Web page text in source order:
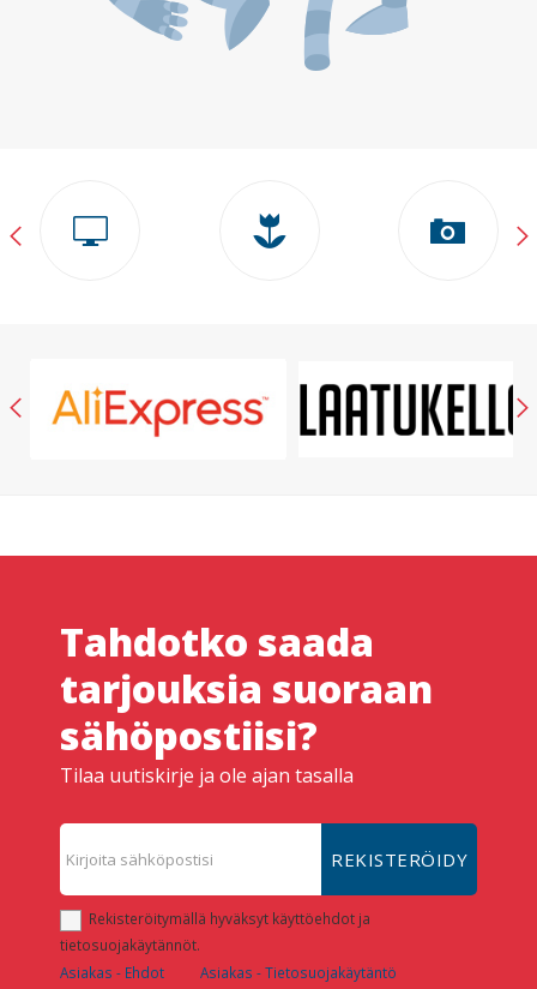
Tahdotko saada
tarjouksia suoraan
sähöpostiisi?
Tilaa uutiskirje ja ole ajan tasalla
REKISTERÖIDY
Rekisteröitymällä hyväksyt käyttöehdot ja
tietosuojakäytännöt.
Asiakas - Ehdot
Asiakas - Tietosuojakäytäntö